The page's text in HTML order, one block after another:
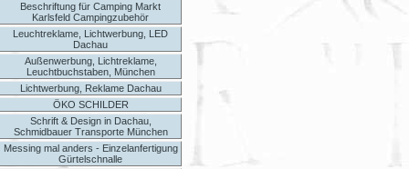
Beschriftung für Camping Markt
Karlsfeld Campingzubehör
Leuchtreklame, Lichtwerbung, LED
Dachau
Außenwerbung, Lichtreklame,
Leuchtbuchstaben, München
Lichtwerbung, Reklame Dachau
ÖKO SCHILDER
Schrift & Design in Dachau,
Schmidbauer Transporte München
Messing mal anders - Einzelanfertigung
Gürtelschnalle